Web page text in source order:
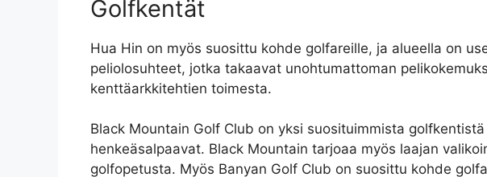
Golfkentät
Hua Hin on myös suosittu kohde golfareille, ja alueella on
peliolosuhteet, jotka takaavat unohtumattoman
kenttäarkkitehtien toimesta.
Black Mountain Golf Club on yksi suosituimmista
henkeäsalpaavat. Black Mountain tarjoaa myös laajan
golfopetusta. Myös Banyan Golf Club on suosittu kohde